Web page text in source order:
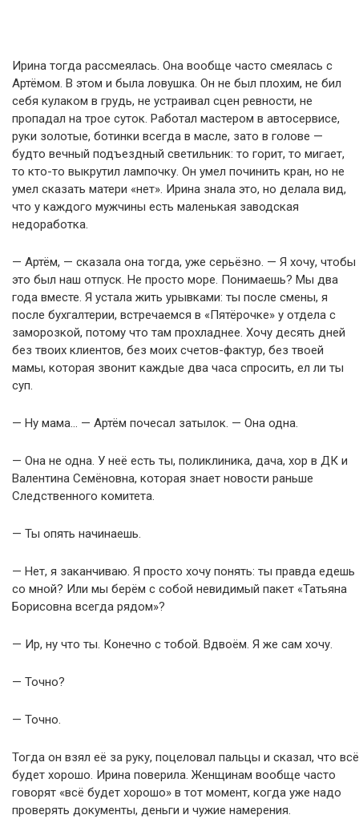
Ирина тогда рассмеялась. Она вообще часто смеялась с
Артёмом. В этом и была ловушка. Он не был плохим, не бил
себя кулаком в грудь, не устраивал сцен ревности, не
пропадал на трое суток. Работал мастером в автосервисе,
руки золотые, ботинки всегда в масле, зато в голове —
будто вечный подъездный светильник: то горит, то мигает,
то кто-то выкрутил лампочку. Он умел починить кран, но не
умел сказать матери «нет». Ирина знала это, но делала вид,
что у каждого мужчины есть маленькая заводская
недоработка.
— Артём, — сказала она тогда, уже серьёзно. — Я хочу, чтобы
это был наш отпуск. Не просто море. Понимаешь? Мы два
года вместе. Я устала жить урывками: ты после смены, я
после бухгалтерии, встречаемся в «Пятёрочке» у отдела с
заморозкой, потому что там прохладнее. Хочу десять дней
без твоих клиентов, без моих счетов-фактур, без твоей
мамы, которая звонит каждые два часа спросить, ел ли ты
суп.
— Ну мама… — Артём почесал затылок. — Она одна.
— Она не одна. У неё есть ты, поликлиника, дача, хор в ДК и
Валентина Семёновна, которая знает новости раньше
Следственного комитета.
— Ты опять начинаешь.
— Нет, я заканчиваю. Я просто хочу понять: ты правда едешь
со мной? Или мы берём с собой невидимый пакет «Татьяна
Борисовна всегда рядом»?
— Ир, ну что ты. Конечно с тобой. Вдвоём. Я же сам хочу.
— Точно?
— Точно.
Тогда он взял её за руку, поцеловал пальцы и сказал, что всё
будет хорошо. Ирина поверила. Женщинам вообще часто
говорят «всё будет хорошо» в тот момент, когда уже надо
проверять документы, деньги и чужие намерения.